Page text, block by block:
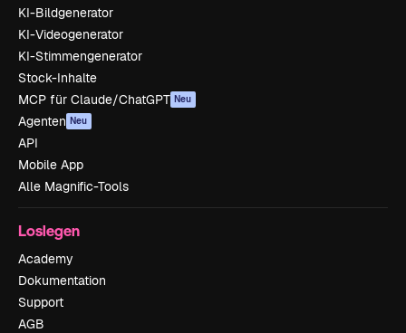
KI-Bildgenerator
KI-Videogenerator
KI-Stimmengenerator
Stock-Inhalte
MCP für Claude/ChatGPT Neu
Agenten Neu
API
Mobile App
Alle Magnific-Tools
Loslegen
Academy
Dokumentation
Support
AGB